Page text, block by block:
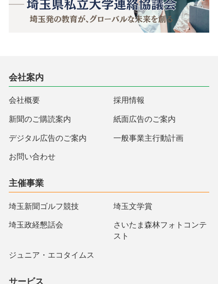
会社案内
会社概要 採用情報
新聞のご購読案内 紙面広告のご案内
デジタル広告のご案内 一般事業主行動計画
お問い合わせ
主催事業
埼玉新聞ゴルフ競技 埼玉文学賞
埼玉政経懇話会
さいたま森林フォトコンテ
スト
ジュニア・エコタイムス
サービス